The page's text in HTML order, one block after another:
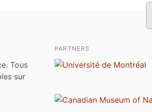
Tous
sur
PARTNERS